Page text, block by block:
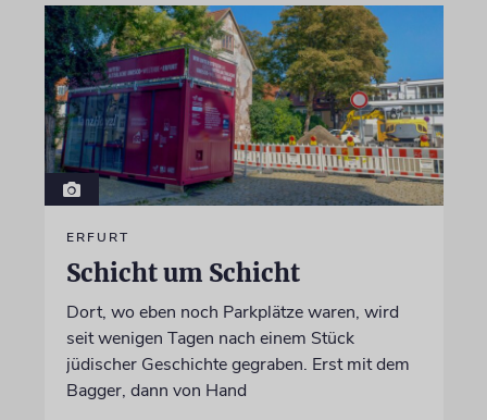
ERFURT
Schicht um Schicht
Dort, wo eben noch Parkplätze waren, wird
seit wenigen Tagen nach einem Stück
jüdischer Geschichte gegraben. Erst mit dem
Bagger, dann von Hand